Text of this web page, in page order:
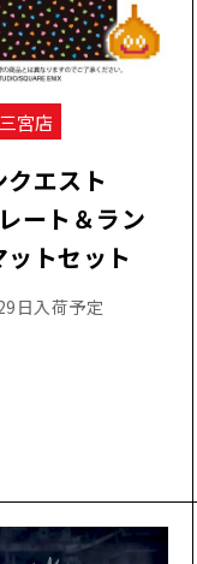
宮店
クエスト
ート＆ラン
トセット
日入荷予定